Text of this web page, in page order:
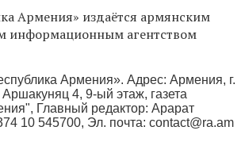
Армения» издаётся армянским
информационным агентством
Армения». Адрес: Армения, г.
4, 9-ый этаж, газета
Главный редактор: Арарат
10 545700, Эл. почта: contact@ra.am